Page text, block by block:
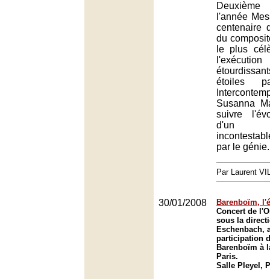
l'année
centenaire
du
le plus
étoiles
Susanna
suivre
d'un
par le génie.
Par Laurent
30/01/2008
Barenboïm,
Concert de
sous la
Eschenbach,
participation
Barenboïm à
Paris.
Salle Pleyel,